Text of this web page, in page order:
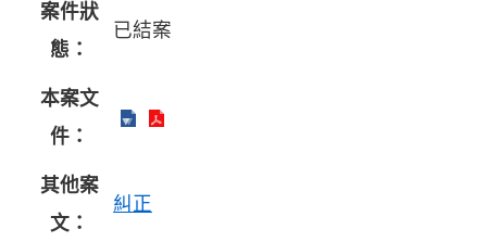
案件狀
態：
已結案
本案文
件：
其他案
文：
糾正